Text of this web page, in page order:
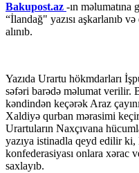
Bakupost.az -ın məlumatına
“İlandağ" yazısı aşkarlanıb
alınıb.
Yazıda Urartu hökmdarları
səfəri barədə məlumat
kəndindən keçərək Araz
Xaldiyə qurban mərasimi
Urartuların Naxçıvana
yazıya istinadla qeyd edilir
konfederasiyası onlara xərac
saxlayıb.